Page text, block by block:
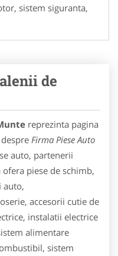
sistem siguranta,
de
reprezinta pagina
Firma Piese Auto
auto, partenerii
piese de schimb,
auto,
accesorii cutie de
instalatii electrice
alimentare
sistem